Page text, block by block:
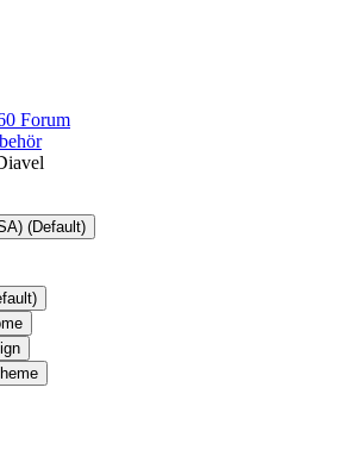
Forum
(Default)